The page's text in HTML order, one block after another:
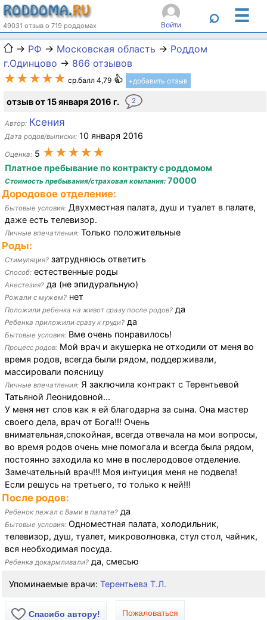
49031 отзыв о 719 роддомах Войти ⌕ ☰
→ РФ → Московская область → Роддом
г.Одинцово → 866 отзывов
★★★★★ ср.балл 4,79 +добавить отзыв
отзыв от 15 января 2016 г. 2
Автор: Ксения
Дата родов/выписки: 10 января 2016
Оценка: 5 ★★★★★
Платное пребывание по контракту с роддомом
Стоимость пребывания/страховая компания: 70000
Дородовое отделение:
Бытовые условия: Двухместная палата, душ и туалет в палате,
даже есть телевизор.
Личные впечатления: Только положительные
Роды:
Стимуляция? затрудняюсь ответить
Способ: естественные роды
Анестезия? да (не эпидуральную)
Рожали с мужем? нет
Положили ребенка на живот сразу после родов? да
Ребенка приложили сразу к груди? да
Бытовые условия: Вме очень понравилось!
Процесс родов: Мой врач и акушерка не отходили от меня во
время родов, всегда были рядом, поддерживали,
массировали поясницу
Личные впечатления: Я заключила контракт с Терентьевой
Татьяной Леонидовной...
У меня нет слов как я ей благодарна за сына. Она мастер
своего дела, врач от Бога!!! Очень
внимательная,спокойная, всегда отвечала на мои вопросы,
во время родов очень мне помогала и всегда была рядом,
постоянно заходила ко мне в послеродовое отделение.
Замечательный врач!!! Моя интуиция меня не подвела!
Если решусь на третьего, то только к ней!!!
После родов:
Ребенок лежал с Вами в палате? да
Бытовые условия: Одноместная палата, холодильник,
телевизор, душ, туалет, микроволновка, стул стол, чайник,
вся необходимая посуда.
Ребенка докармливали? да, смесью
Упоминаемые врачи: Терентьева Т.Л.
Спасибо автору!
Пожаловаться